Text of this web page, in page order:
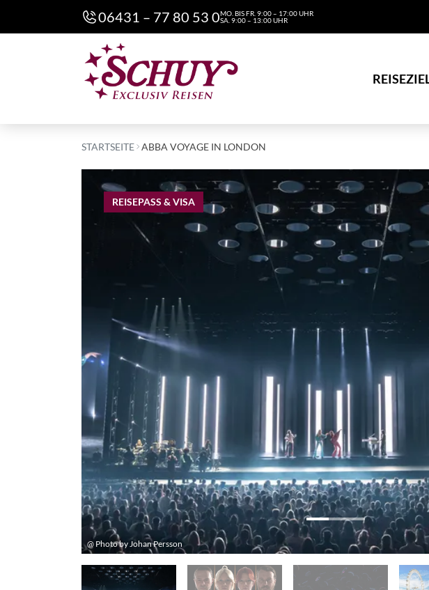
06431 – 77 80 53 0MO. BIS FR. 9:00 – 17:00 UHR
SA. 9:00 – 13:00 UHR
STARTSEITE ABBA VOYAGE IN LONDON
REISEPASS & VISA
@ Photo by Johan Persson